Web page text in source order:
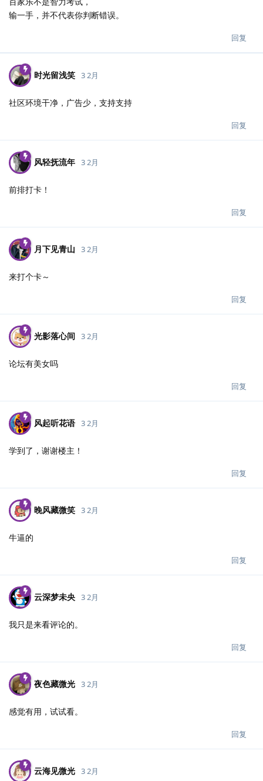
输一手，并不代表你判断错误。
回复
时光留浅笑 3 2月
社区环境干净，广告少，支持支持
回复
风轻抚流年 3 2月
前排打卡！
回复
月下见青山 3 2月
来打个卡～
回复
光影落心间 3 2月
论坛有美女吗
回复
风起听花语 3 2月
学到了，谢谢楼主！
回复
晚风藏微笑 3 2月
牛逼的
回复
云深梦未央 3 2月
我只是来看评论的。
回复
夜色藏微光 3 2月
感觉有用，试试看。
回复
云海见微光 3 2月